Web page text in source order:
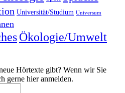
Universität/Studium Universum
Ökologie/Umwelt
Hörtexte gibt? Wenn wir Sie
gerne hier anmelden.